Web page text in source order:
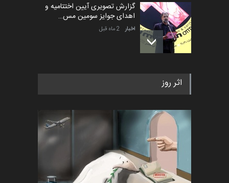
گزارش تصویری آیین اختتامیه و
اهدای جوایز سومین مس…
اخبار 2 ماه قبل
به یاد اردوغان باشول (۱۹۳۶–
اخبار 2 ماه قبل
رویداد کارگاهی کارتون و پوستر
«ایران سربلند» به ا…
اخبار 6 ماه قبل
اثر روز